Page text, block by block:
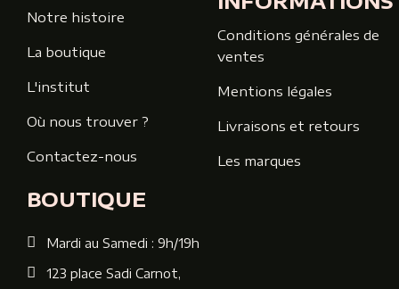
Notre histoire
La boutique
L'institut
Où nous trouver ?
Contactez-nous
Conditions générales de
ventes
Mentions légales
Livraisons et retours
Les marques
BOUTIQUE
Mardi au Samedi : 9h/19h
123 place Sadi Carnot,